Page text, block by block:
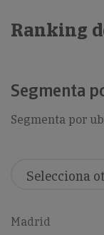
Ranking
Segmenta
Segmenta por
Madrid